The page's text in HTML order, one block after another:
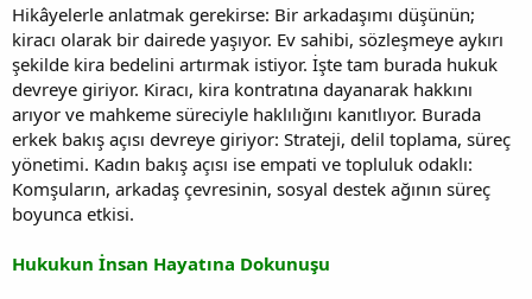
Hikâyelerle anlatmak gerekirse: Bir arkadaşımı düşünün;
kiracı olarak bir dairede yaşıyor. Ev sahibi, sözleşmeye aykırı
şekilde kira bedelini artırmak istiyor. İşte tam burada hukuk
devreye giriyor. Kiracı, kira kontratına dayanarak hakkını
arıyor ve mahkeme süreciyle haklılığını kanıtlıyor. Burada
erkek bakış açısı devreye giriyor: Strateji, delil toplama, süreç
yönetimi. Kadın bakış açısı ise empati ve topluluk odaklı:
Komşuların, arkadaş çevresinin, sosyal destek ağının süreç
boyunca etkisi.
Hukukun İnsan Hayatına Dokunuşu